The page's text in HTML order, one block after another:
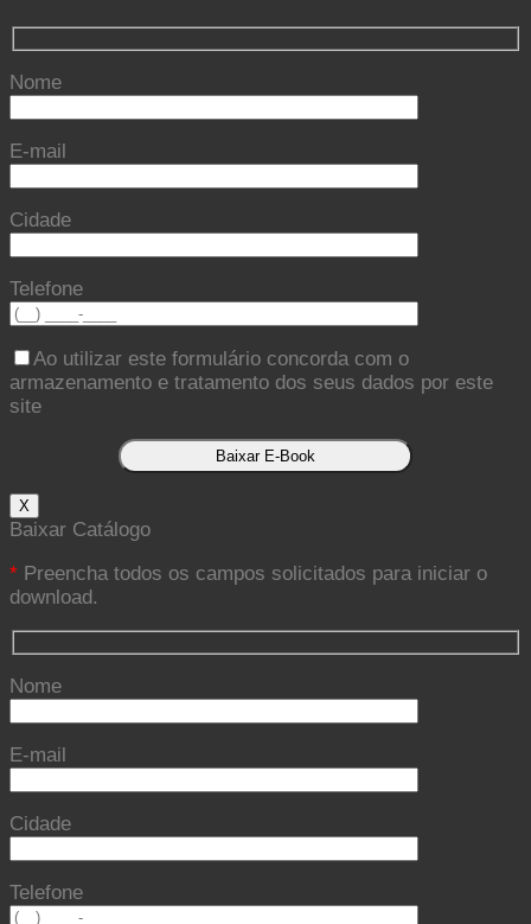
Nome
E-mail
Cidade
Telefone
Ao utilizar este formulário concorda com o
armazenamento e tratamento dos seus dados por este
site
X
Baixar Catálogo
* Preencha todos os campos solicitados para iniciar o
download.
Nome
E-mail
Cidade
Telefone